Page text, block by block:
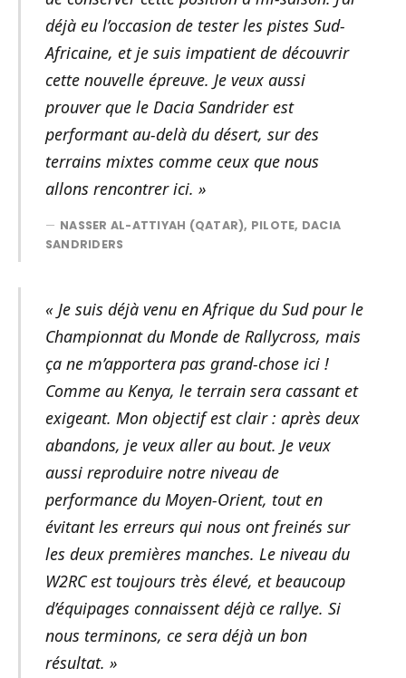
déjà eu l’occasion de tester les pistes Sud-
Africaine, et je suis impatient de découvrir
cette nouvelle épreuve. Je veux aussi
prouver que le Dacia Sandrider est
performant au-delà du désert, sur des
terrains mixtes comme ceux que nous
allons rencontrer ici. »
NASSER AL-ATTIYAH (QATAR), PILOTE, DACIA
SANDRIDERS
« Je suis déjà venu en Afrique du Sud pour le
Championnat du Monde de Rallycross, mais
ça ne m’apportera pas grand-chose ici !
Comme au Kenya, le terrain sera cassant et
exigeant. Mon objectif est clair : après deux
abandons, je veux aller au bout. Je veux
aussi reproduire notre niveau de
performance du Moyen-Orient, tout en
évitant les erreurs qui nous ont freinés sur
les deux premières manches. Le niveau du
W2RC est toujours très élevé, et beaucoup
d’équipages connaissent déjà ce rallye. Si
nous terminons, ce sera déjà un bon
résultat. »